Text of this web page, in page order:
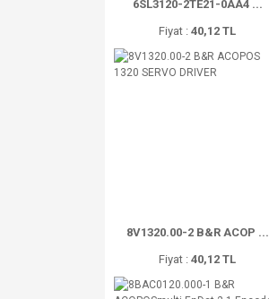
6SL3120-2TE21-0AA4 ...
Fiyat : 40,12 TL
8V1320.00-2 B&R ACOP ...
Fiyat : 40,12 TL